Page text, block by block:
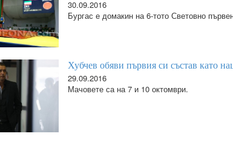
30.09.2016
Бургас е домакин на 6-тото Световно
Хубчев обяви първия си състав като
29.09.2016
Мачовете са на 7 и 10 октомври.